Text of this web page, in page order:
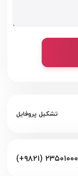
تشکیل پروفایل
(+۹۸۲۱) ۲۳۵۰۱۰۰۰